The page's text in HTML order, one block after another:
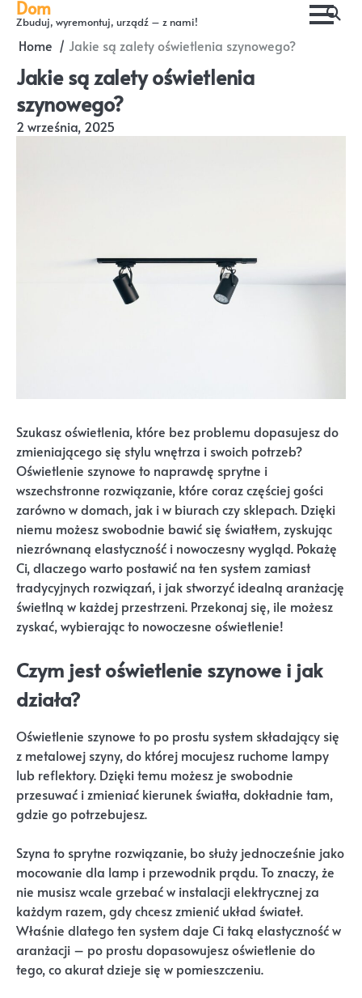
Skip
content
Dom
Zbuduj, wyremontuj, urządź – z nami!
Home Jakie są zalety oświetlenia szynowego?
Jakie są zalety oświetlenia
szynowego?
2 września, 2025
Szukasz oświetlenia, które bez problemu dopasujesz do
zmieniającego się stylu wnętrza i swoich potrzeb?
Oświetlenie szynowe to naprawdę sprytne i
wszechstronne rozwiązanie, które coraz częściej gości
zarówno w domach, jak i w biurach czy sklepach. Dzięki
niemu możesz swobodnie bawić się światłem, zyskując
niezrównaną elastyczność i nowoczesny wygląd. Pokażę
Ci, dlaczego warto postawić na ten system zamiast
tradycyjnych rozwiązań, i jak stworzyć idealną aranżację
świetlną w każdej przestrzeni. Przekonaj się, ile możesz
zyskać, wybierając to nowoczesne oświetlenie!
Czym jest oświetlenie szynowe i jak
działa?
Oświetlenie szynowe to po prostu system składający się
z metalowej szyny, do której mocujesz ruchome lampy
lub reflektory. Dzięki temu możesz je swobodnie
przesuwać i zmieniać kierunek światła, dokładnie tam,
gdzie go potrzebujesz.
Szyna to sprytne rozwiązanie, bo służy jednocześnie jako
mocowanie dla lamp i przewodnik prądu. To znaczy, że
nie musisz wcale grzebać w instalacji elektrycznej za
każdym razem, gdy chcesz zmienić układ świateł.
Właśnie dlatego ten system daje Ci taką elastyczność w
aranżacji – po prostu dopasowujesz oświetlenie do
tego, co akurat dzieje się w pomieszczeniu.